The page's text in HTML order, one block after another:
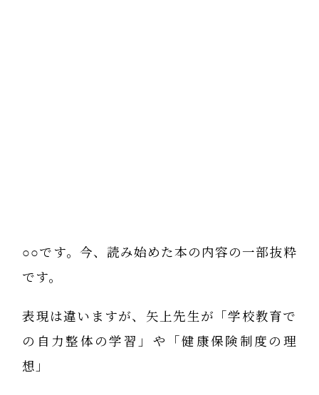
○○です。今、読み始めた本の内容の一部抜粋
です。
表現は違いますが、矢上先生が「学校教育で
の自力整体の学習」や「健康保険制度の理
想」